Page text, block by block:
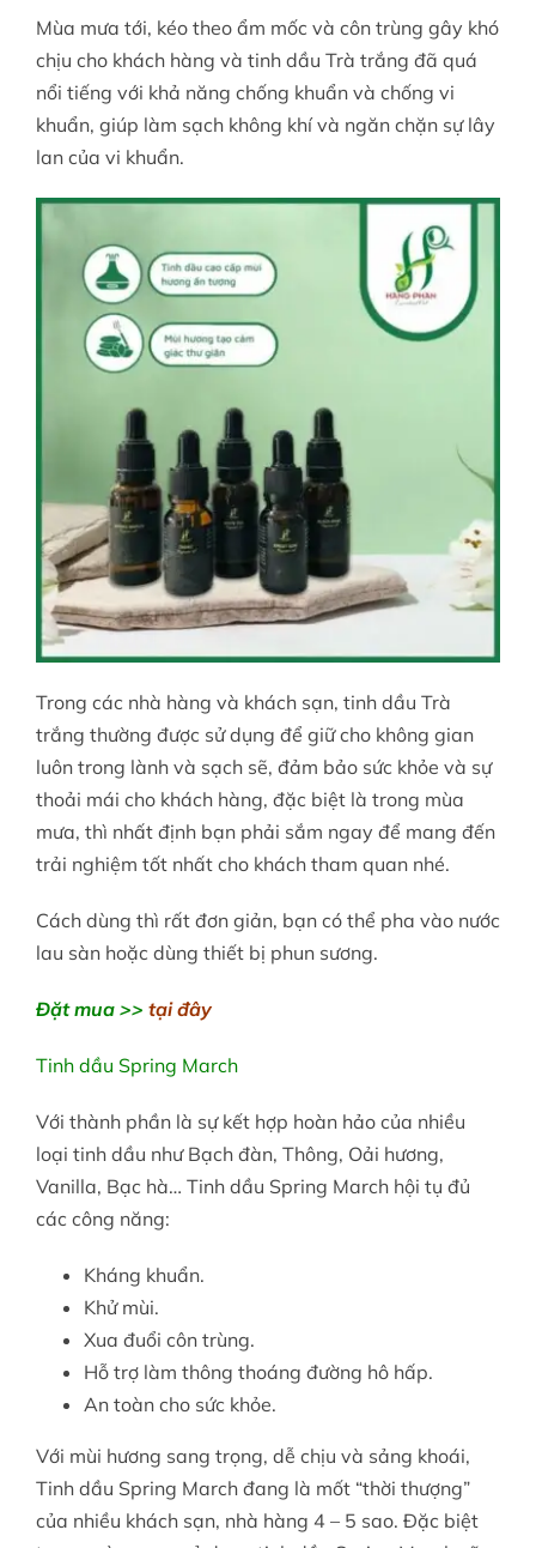
Mùa mưa tới, kéo theo ẩm mốc và côn trùng gây khó
chịu cho khách hàng và tinh dầu Trà trắng đã quá
nổi tiếng với khả năng chống khuẩn và chống vi
khuẩn, giúp làm sạch không khí và ngăn chặn sự lây
lan của vi khuẩn.
Trong các nhà hàng và khách sạn, tinh dầu Trà
trắng thường được sử dụng để giữ cho không gian
luôn trong lành và sạch sẽ, đảm bảo sức khỏe và sự
thoải mái cho khách hàng, đặc biệt là trong mùa
mưa, thì nhất định bạn phải sắm ngay để mang đến
trải nghiệm tốt nhất cho khách tham quan nhé.
Cách dùng thì rất đơn giản, bạn có thể pha vào nước
lau sàn hoặc dùng thiết bị phun sương.
Đặt mua >> tại đây
Tinh dầu Spring March
Với thành phần là sự kết hợp hoàn hảo của nhiều
loại tinh dầu như Bạch đàn, Thông, Oải hương,
Vanilla, Bạc hà… Tinh dầu Spring March hội tụ đủ
các công năng:
Kháng khuẩn.
Khử mùi.
Xua đuổi côn trùng.
Hỗ trợ làm thông thoáng đường hô hấp.
An toàn cho sức khỏe.
Với mùi hương sang trọng, dễ chịu và sảng khoái,
Tinh dầu Spring March đang là mốt “thời thượng”
của nhiều khách sạn, nhà hàng 4 – 5 sao. Đặc biệt